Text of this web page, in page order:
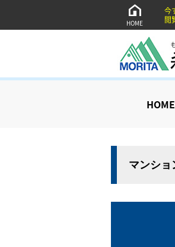
HOME
今
閲
HOME
マンショ